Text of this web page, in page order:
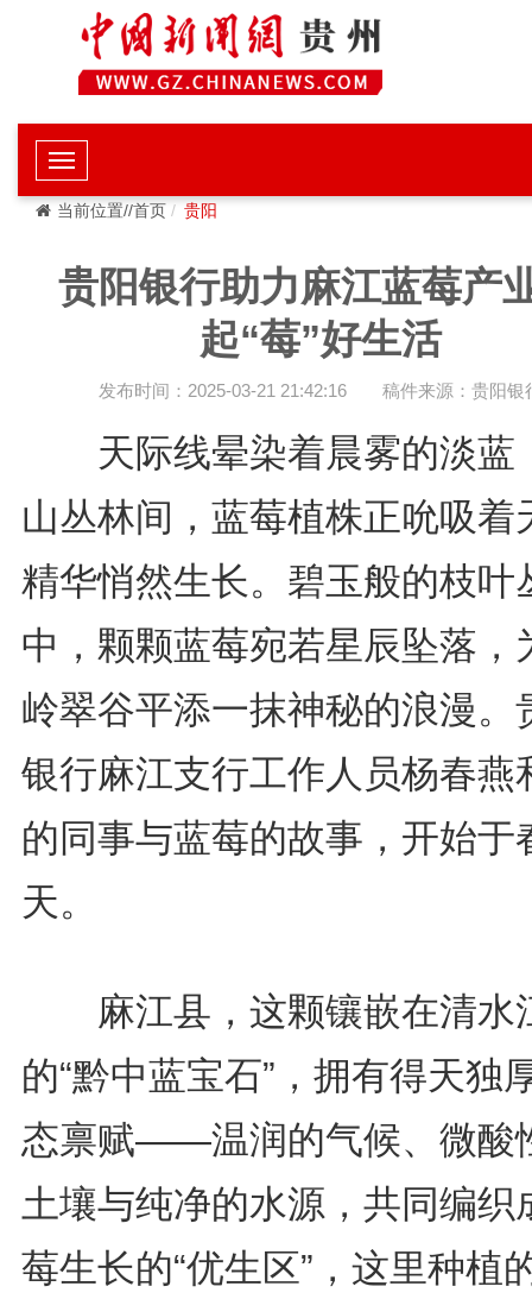
当前位置//首页 贵阳
贵阳银行助力麻江蓝莓产
起“莓”好生活
发布时间：2025-03-21 21:42:16 稿件来源：贵阳银
天际线晕染着晨雾的淡蓝
山丛林间，蓝莓植株正吮吸着
精华悄然生长。碧玉般的枝叶
中，颗颗蓝莓宛若星辰坠落，
岭翠谷平添一抹神秘的浪漫。
银行麻江支行工作人员杨春燕
的同事与蓝莓的故事，开始于
天。
麻江县，这颗镶嵌在清水
的“黔中蓝宝石”，拥有得天独
态禀赋——温润的气候、微酸
土壤与纯净的水源，共同编织
莓生长的“优生区”，这里种植